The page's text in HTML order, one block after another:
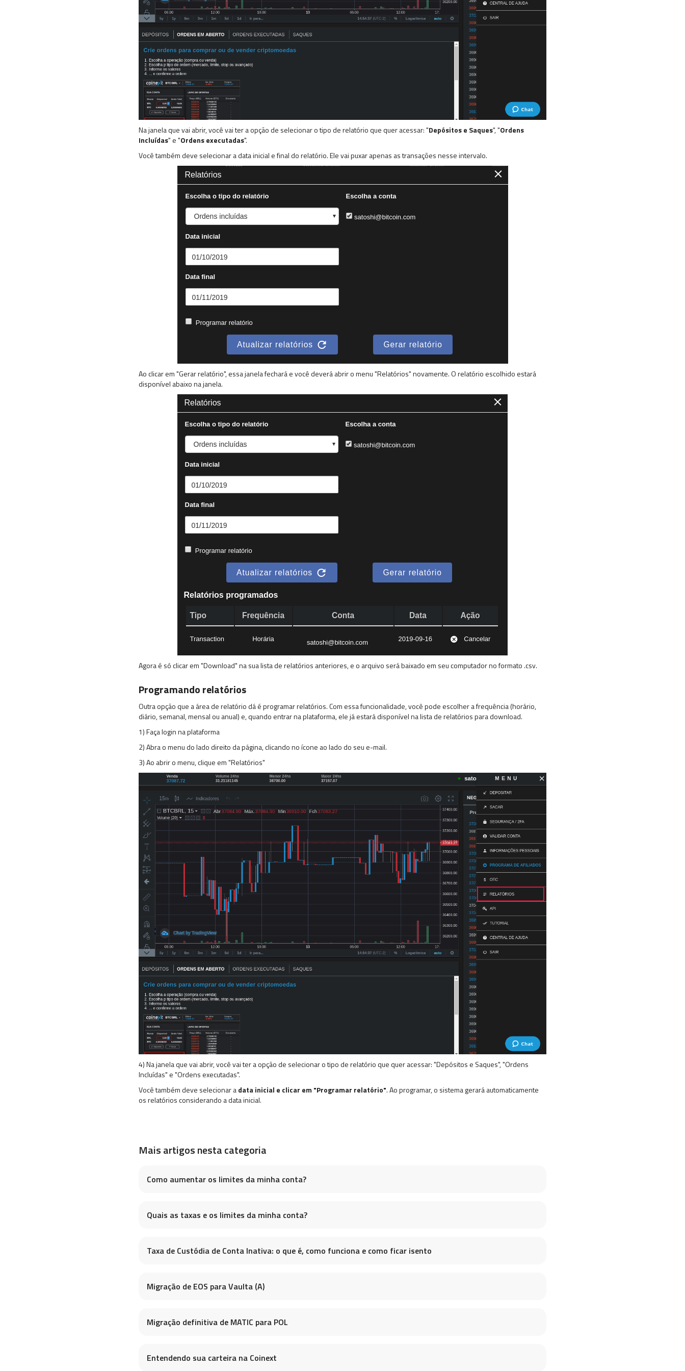
Na janela que vai abrir, você vai ter a opção de selecionar o tipo de relatório que quer acessar: "Depósitos e Saques", "Ordens
Incluídas" e "Ordens executadas".
Você também deve selecionar a data inicial e final do relatório. Ele vai puxar apenas as transações nesse intervalo.
Ao clicar em "Gerar relatório", essa janela fechará e você deverá abrir o menu "Relatórios" novamente. O relatório escolhido estará
disponível abaixo na janela.
Agora é só clicar em "Download" na sua lista de relatórios anteriores, e o arquivo será baixado em seu computador no formato .csv.
Programando relatórios
Outra opção que a área de relatório dá é programar relatórios. Com essa funcionalidade, você pode escolher a frequência (horário,
diário, semanal, mensal ou anual) e, quando entrar na plataforma, ele já estará disponível na lista de relatórios para download.
1) Faça login na plataforma
2) Abra o menu do lado direito da página, clicando no ícone ao lado do seu e-mail.
3) Ao abrir o menu, clique em "Relatórios"
4) Na janela que vai abrir, você vai ter a opção de selecionar o tipo de relatório que quer acessar: "Depósitos e Saques", "Ordens
Incluídas" e "Ordens executadas".
Você também deve selecionar adata inicial e clicar em "Programar relatório". Ao programar, o sistema gerará automaticamente
os relatórios considerando a data inicial.
Mais artigos nesta categoria
Como aumentar os limites da minha conta?
Quais as taxas e os limites da minha conta?
Taxa de Custódia de Conta Inativa: o que é, como funciona e como ficar isento
Migração de EOS para Vaulta (A)
Migração definitiva de MATIC para POL
Entendendo sua carteira na Coinext